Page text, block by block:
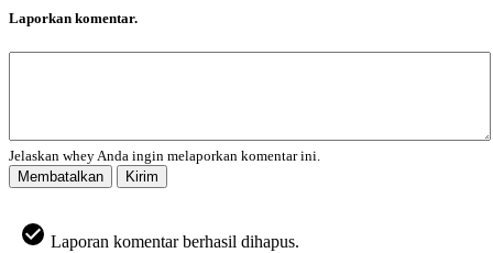
Laporkan komentar.
Jelaskan whey Anda ingin melaporkan komentar ini.
Membatalkan
Kirim
Laporan komentar berhasil dihapus.